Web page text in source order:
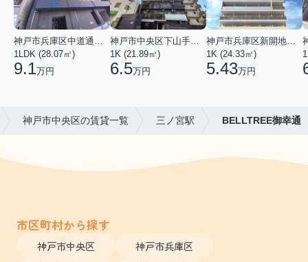
1LDK (28.07㎡)
9.1万円
1K (21.89㎡)
6.5万円
1K (24.33㎡)
5.43万円
神戸市中央区の賃貸一覧 三ノ宮駅 BELLTREE御幸通
市区町村から探す
神戸市中央区
神戸市兵庫区